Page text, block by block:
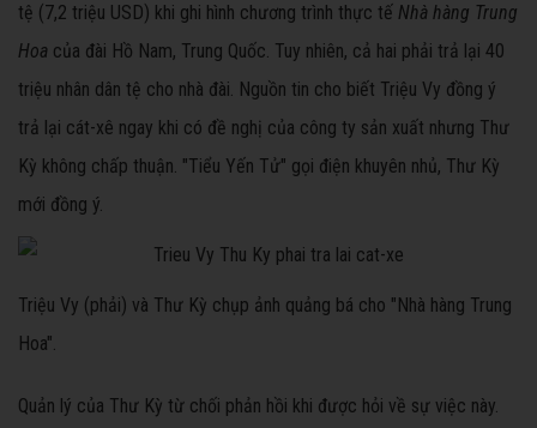
tệ (7,2 triệu USD) khi ghi hình chương trình thực tế Nhà hàng Trung
Hoa của đài Hồ Nam, Trung Quốc. Tuy nhiên, cả hai phải trả lại 40
triệu nhân dân tệ cho nhà đài. Nguồn tin cho biết Triệu Vy đồng ý
trả lại cát-xê ngay khi có đề nghị của công ty sản xuất nhưng Thư
Kỳ không chấp thuận. "Tiểu Yến Tử" gọi điện khuyên nhủ, Thư Kỳ
mới đồng ý.
Triệu Vy (phải) và Thư Kỳ chụp ảnh quảng bá cho "Nhà hàng Trung
Hoa".
Quản lý của Thư Kỳ từ chối phản hồi khi được hỏi về sự việc này.